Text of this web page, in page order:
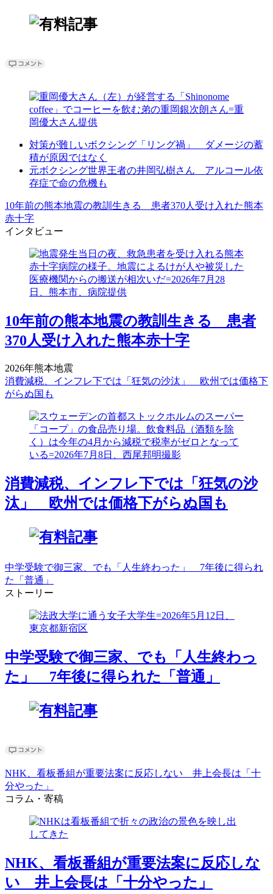
対策が難しいボクシング「リング禍」 ダメージの蓄
積が原因ではなく
元ボクシング世界王者の井岡弘樹さん アルコール依
存症で命の危機も
10年前の熊本地震の教訓生きる 患者370人受け入れた熊本
赤十字
インタビュー
10年前の熊本地震の教訓生きる 患者
370人受け入れた熊本赤十字
2026年熊本地震
消費減税、インフレ下では「狂気の沙汰」 欧州では価格下
がらぬ国も
消費減税、インフレ下では「狂気の沙
汰」 欧州では価格下がらぬ国も
中学受験で御三家、でも「人生終わった」 7年後に得られ
た「普通」
ストーリー
中学受験で御三家、でも「人生終わっ
た」 7年後に得られた「普通」
NHK、看板番組が重要法案に反応しない 井上会長は「十
分やった」
コラム・寄稿
NHK、看板番組が重要法案に反応しな
い 井上会長は「十分やった」